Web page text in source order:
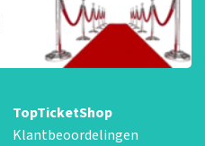
TopTicketShop
Klantbeoordelingen